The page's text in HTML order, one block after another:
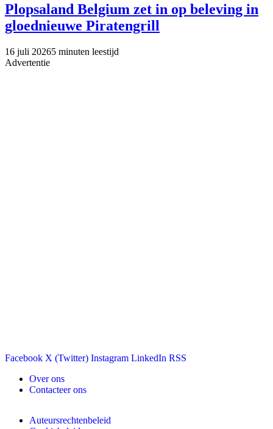
Plopsaland Belgium zet in op beleving in
gloednieuwe Piratengrill
16 juli 20265 minuten leestijd
Advertentie
Facebook X (Twitter) Instagram LinkedIn RSS
Over ons
Contacteer ons
Auteursrechtenbeleid